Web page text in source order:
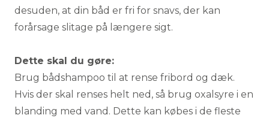
desuden, at din båd er fri for snavs, der kan
forårsage slitage på længere sigt.
Dette skal du gøre:
Brug bådshampoo til at rense fribord og dæk.
Hvis der skal renses helt ned, så brug oxalsyre i en
blanding med vand. Dette kan købes i de fleste